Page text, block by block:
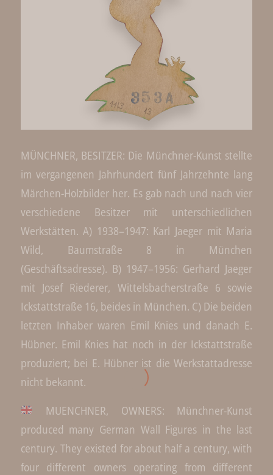
MÜNCHNER, BESITZER: Die Münchner-Kunst stellte
im vergangenen Jahrhundert fünf Jahrzehnte lang
Märchen-Holzbilder her. Es gab nach und nach vier
verschiedene Besitzer mit unterschiedlichen
Werkstätten. A) 1938–1947: Karl Jaeger mit Maria
Wild, Baumstraße 8 in München
(Geschäftsadresse). B) 1947–1956: Gerhard Jaeger
mit Josef Riederer, Wittelsbacherstraße 6 sowie
Ickstattstraße 16, beides in München. C) Die beiden
letzten Inhaber waren Emil Knies und danach E.
Hübner. Emil Knies hat noch in der Ickstattstraße
produziert; bei E. Hübner ist die Werkstattadresse
nicht bekannt.
MUENCHNER, OWNERS: Münchner-Kunst
produced many German Wall Figures in the last
century. They existed for about half a century, with
four different owners operating from different